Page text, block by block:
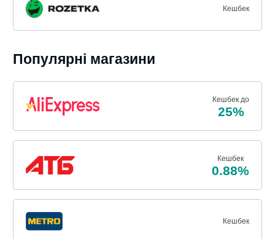
Кешбек
Популярні магазини
Кешбек до
25%
Кешбек
0.88%
Кешбек